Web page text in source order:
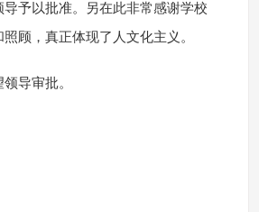
导予以批准。另在此非常感谢学校
顾，真正体现了人文化主义。
导审批。